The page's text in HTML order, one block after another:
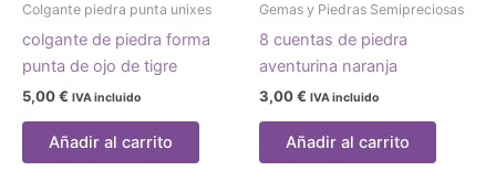
Colgante piedra punta unixes
colgante de piedra forma
punta de ojo de tigre
5,00€ IVA incluido
Añadir al carrito
Gemas y Piedras Semipreciosas
8 cuentas de piedra
aventurina naranja
3,00€ IVA incluido
Añadir al carrito